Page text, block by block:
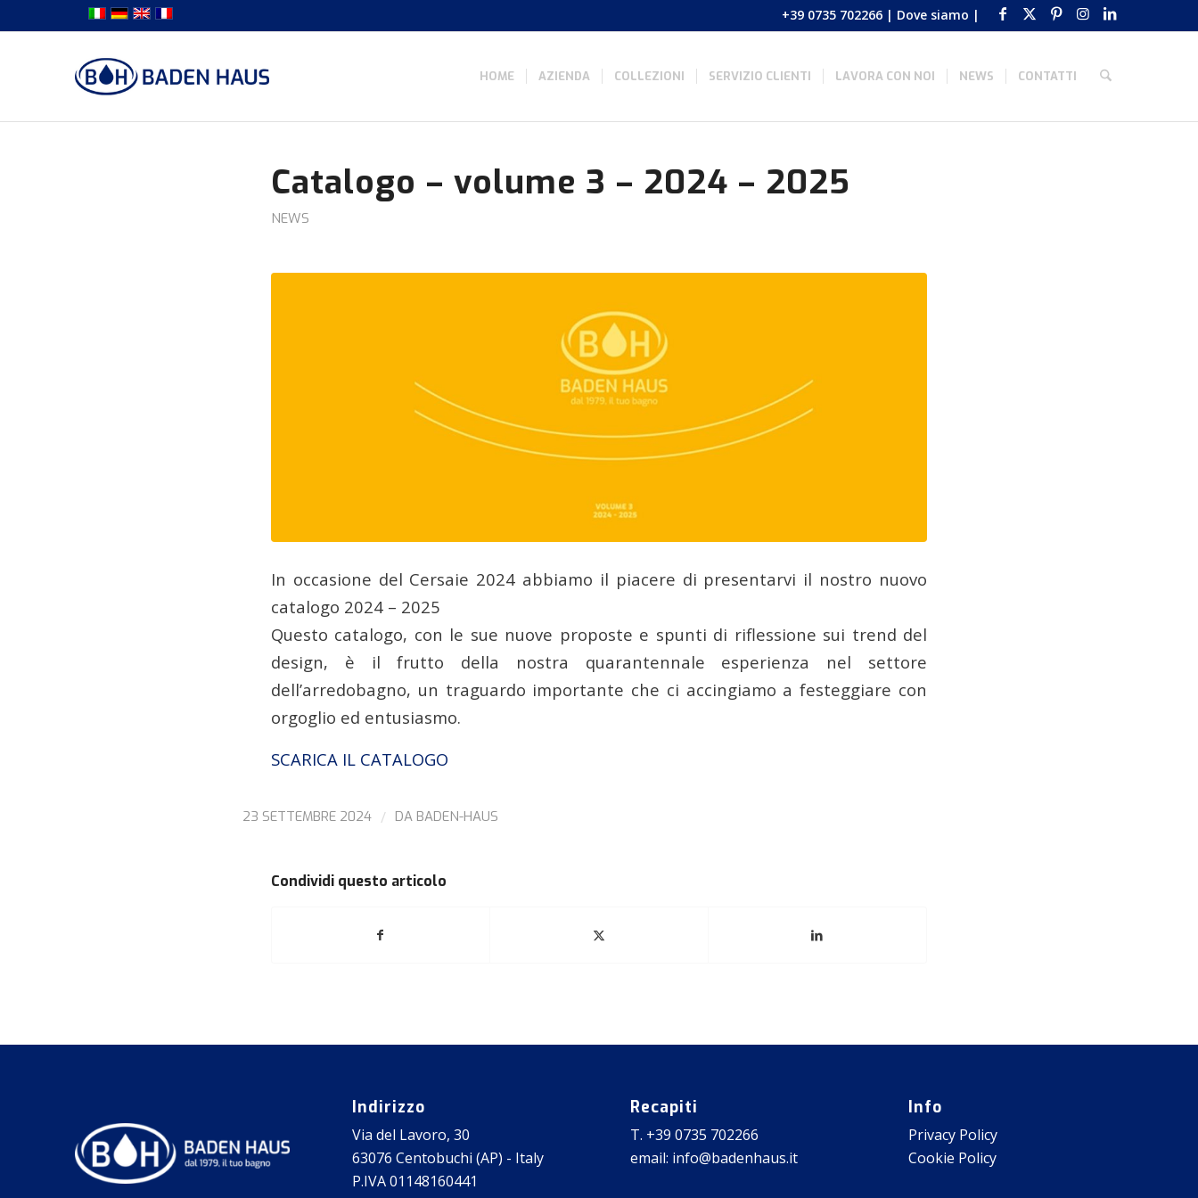
+39 0735 702266 | Dove siamo |
HOME AZIENDA COLLEZIONI SERVIZIO CLIENTI LAVORA CON NOI NEWS CONTATTI
Catalogo – volume 3 – 2024 – 2025
NEWS
In occasione del Cersaie 2024 abbiamo il piacere di presentarvi il nostro nuovo
catalogo 2024 – 2025
Questo catalogo, con le sue nuove proposte e spunti di riflessione sui trend del
design, è il frutto della nostra quarantennale esperienza nel settore
dell’arredobagno, un traguardo importante che ci accingiamo a festeggiare con
orgoglio ed entusiasmo.
SCARICA IL CATALOGO
23 SETTEMBRE 2024 / DA BADEN-HAUS
Condividi questo articolo
Indirizzo
Via del Lavoro, 30
63076 Centobuchi (AP) - Italy
P.IVA 01148160441
Recapiti
T. +39 0735 702266
email: info@badenhaus.it
Info
Privacy Policy
Cookie Policy